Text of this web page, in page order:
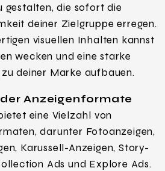
gestalten, die sofort die
deiner Zielgruppe erregen.
visuellen Inhalten kannst
wecken und eine starke
deiner Marke aufbauen.
Anzeigenformate
eine Vielzahl von
darunter Fotoanzeigen,
Karussell-Anzeigen, Story-
Ads und Explore Ads.